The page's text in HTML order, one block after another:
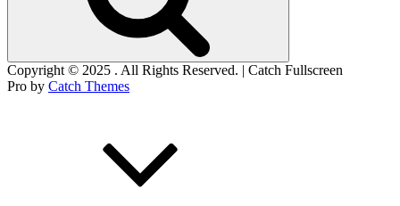
Copyright © 2025 . All Rights Reserved. | Catch Fullscreen
Pro by Catch Themes